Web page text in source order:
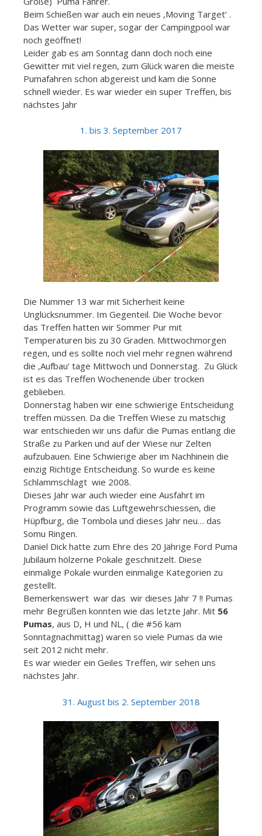
Beim Schießen war auch ein neues ‚Moving Target‘ .
Das Wetter war super, sogar der Campingpool war
noch geöffnet!
Leider gab es am Sonntag dann doch noch eine
Gewitter mit viel regen, zum Glück waren die meiste
Pumafahren schon abgereist und kam die Sonne
schnell wieder. Es war wieder ein super Treffen, bis
nächstes Jahr
1. bis 3. September 2017
Die Nummer 13 war mit Sicherheit keine
Unglücksnummer. Im Gegenteil. Die Woche bevor
das Treffen hatten wir Sommer Pur mit
Temperaturen bis zu 30 Graden. Mittwochmorgen
regen, und es sollte noch viel mehr regnen während
die ‚Aufbau‘ tage Mittwoch und Donnerstag. Zu Glück
ist es das Treffen Wochenende über trocken
geblieben.
Donnerstag haben wir eine schwierige Entscheidung
treffen müssen. Da die Treffen Wiese zu matschig
war entschieden wir uns dafür die Pumas entlang die
Straße zu Parken und auf der Wiese nur Zelten
aufzubauen. Eine Schwierige aber im Nachhinein die
einzig Richtige Entscheidung. So wurde es keine
Schlammschlagt wie 2008.
Dieses Jahr war auch wieder eine Ausfahrt im
Programm sowie das Luftgewehrschiessen, die
Hüpfburg, die Tombola und dieses Jahr neu… das
Somu Ringen.
Daniel Dick hatte zum Ehre des 20 Jährige Ford Puma
Jubiläum hölzerne Pokale geschnitzelt. Diese
einmalige Pokale wurden einmalige Kategorien zu
gestellt.
Bemerkenswert war das wir dieses Jahr 7 !! Pumas
mehr Begrüßen konnten wie das letzte Jahr. Mit 56
Pumas, aus D, H und NL, ( die #56 kam
Sonntagnachmittag) waren so viele Pumas da wie
seit 2012 nicht mehr.
Es war wieder ein Geiles Treffen, wir sehen uns
nächstes Jahr.
31. August bis 2. September 2018